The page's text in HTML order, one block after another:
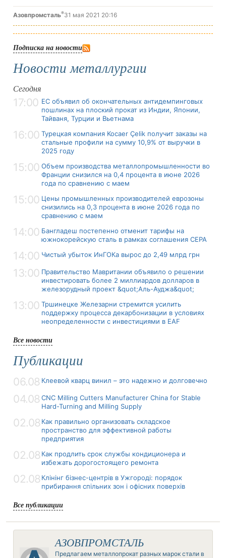
Азовпромсталь®31 мая 2021 20:16
Подписка на новости
Новости металлургии
Сегодня
17:00 ЕС объявил об окончательных антидемпинговых
пошлинах на плоский прокат из Индии, Японии,
Тайваня, Турции и Вьетнама
16:00 Турецкая компания Kocaer Çelik получит заказы на
стальные профили на сумму 10,9% от выручки в
2025 году
15:00 Объем производства металлопромышленности во
Франции снизился на 0,4 процента в июне 2026
года по сравнению с маем
15:00 Цены промышленных производителей еврозоны
снизились на 0,3 процента в июне 2026 года по
сравнению с маем
14:00 Бангладеш постепенно отменит тарифы на
южнокорейскую сталь в рамках соглашения CEPA
14:00 Чистый убыток ИнГОКа вырос до 2,49 млрд грн
13:00 Правительство Мавритании объявило о решении
инвестировать более 2 миллиардов долларов в
железорудный проект &quot;Аль-Ауджа&quot;
13:00 Тршинецке Железарни стремится усилить
поддержку процесса декарбонизации в условиях
неопределенности с инвестициями в EAF
Все новости
Публикации
06.08 Клеевой кварц винил – это надежно и долговечно
04.08 CNC Milling Cutters Manufacturer China for Stable
Hard-Turning and Milling Supply
02.08 Как правильно организовать складское
пространство для эффективной работы
предприятия
02.08 Как продлить срок службы кондиционера и
избежать дорогостоящего ремонта
02.08 Клінінг бізнес-центрів в Ужгороді: порядок
прибирання спільних зон і офісних поверхів
Все публикации
АЗОВПРОМСТАЛЬ
Предлагаем металлопрокат разных марок стали в